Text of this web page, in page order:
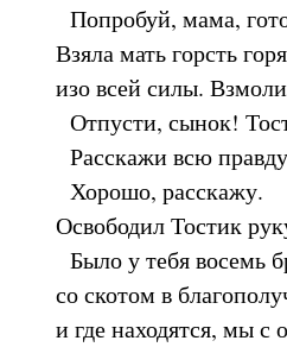
Попробуй, мама,
Взяла мать горсть
изо всей силы.
Отпусти, сынок!
Расскажи всю
Хорошо, расскажу.
Освободил Тостик
Было у тебя восемь
со скотом в
и где находятся, мы с